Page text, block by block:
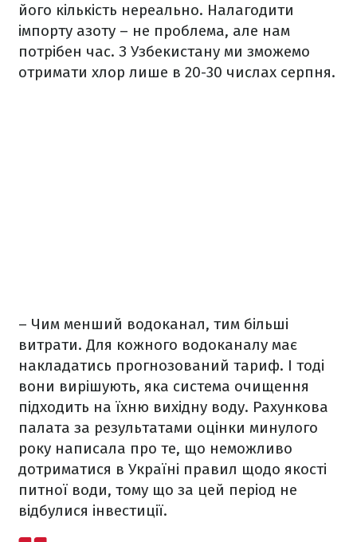
його кількість нереально. Налагодити
імпорту азоту – не проблема, але нам
потрібен час. З Узбекистану ми зможемо
отримати хлор лише в 20-30 числах серпня.
– Чим менший водоканал, тим більші
витрати. Для кожного водоканалу має
накладатись прогнозований тариф. І тоді
вони вирішують, яка система очищення
підходить на їхню вихідну воду. Рахункова
палата за результатами оцінки минулого
року написала про те, що неможливо
дотриматися в Україні правил щодо якості
питної води, тому що за цей період не
відбулися інвестиції.